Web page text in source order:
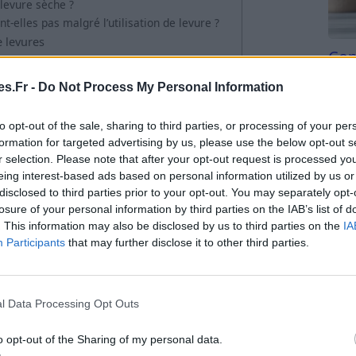
- Do Not Process My Personal Information
opt-out of the sale, sharing to third parties, or processing of your
for targeted advertising by us, please use the below opt-out
selection. Please note that after your opt-out request is processed
interest-based ads based on personal information utilized by us
to third parties prior to your opt-out. You may separately
of your personal information by third parties on the IAB’s list of
This information may also be disclosed by us to third parties on the
Participants that may further disclose it to other third parties.
Data Processing Opt Outs
opt-out of the Sharing of my personal data.
sèche ?
elles pas malgré l’utilisation de levure ?
levures
rapide pour vos gâteaux et
Tri
du